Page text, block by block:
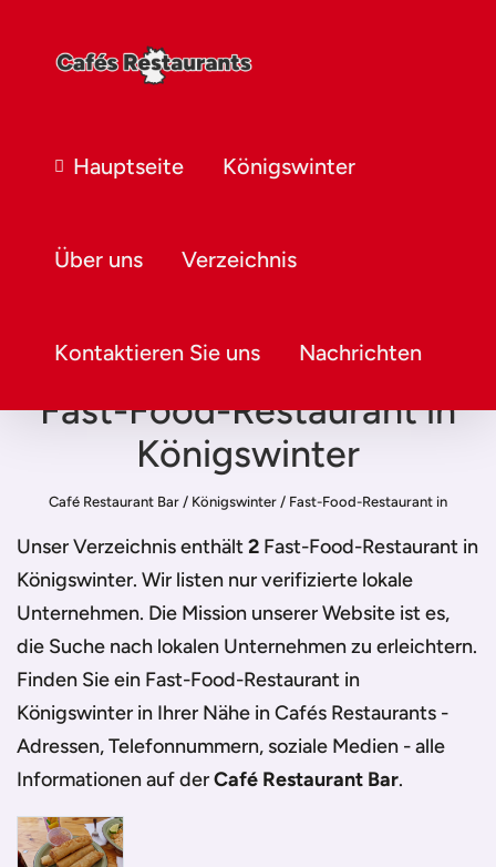
Hauptseite Königswinter
Über uns Verzeichnis
Kontaktieren Sie uns Nachrichten
Fast-Food-Restaurant in
Königswinter
Café Restaurant Bar / Königswinter / Fast-Food-Restaurant in
Unser Verzeichnis enthält2 Fast-Food-Restaurant in
Königswinter. Wir listen nur verifizierte lokale
Unternehmen. Die Mission unserer Website ist es,
die Suche nach lokalen Unternehmen zu erleichtern.
Finden Sie ein Fast-Food-Restaurant in
Königswinter in Ihrer Nähe in Cafés Restaurants -
Adressen, Telefonnummern, soziale Medien - alle
Informationen auf derCafé Restaurant Bar.